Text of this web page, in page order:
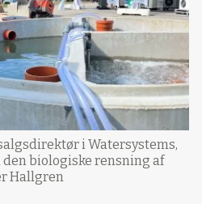
i Watersystems,
biologiske rensning af
Hallgren